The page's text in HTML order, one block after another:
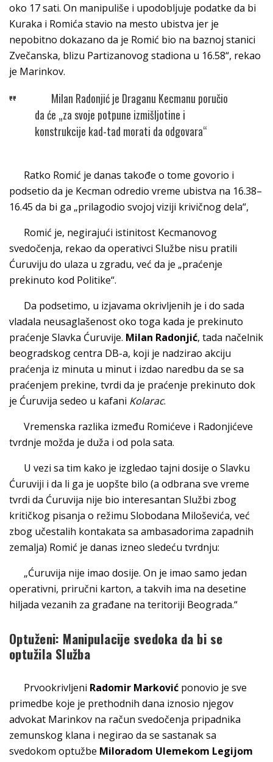
oko 17 sati. On manipuliše i upodobljuje podatke da bi
Kuraka i Romića stavio na mesto ubistva jer je
nepobitno dokazano da je Romić bio na baznoj stanici
Zvečanska, blizu Partizanovog stadiona u 16.58“, rekao
je Marinkov.
Milan Radonjić je Draganu Kecmanu poručio
da će „za svoje potpune izmišljotine i
konstrukcije kad-tad morati da odgovara“
Ratko Romić je danas takođe o tome govorio i
podsetio da je Kecman odredio vreme ubistva na 16.38–
16.45 da bi ga „prilagodio svojoj viziji krivičnog dela“,
Romić je, negirajući istinitost Kecmanovog
svedočenja, rekao da operativci Službe nisu pratili
Ćuruviju do ulaza u zgradu, već da je „praćenje
prekinuto kod Politike“.
Da podsetimo, u izjavama okrivljenih je i do sada
vladala neusaglašenost oko toga kada je prekinuto
praćenje Slavka Ćuruvije. Milan Radonjić, tada načelnik
beogradskog centra DB-a, koji je nadzirao akciju
praćenja iz minuta u minut i izdao naredbu da se sa
praćenjem prekine, tvrdi da je praćenje prekinuto dok
je Ćuruvija sedeo u kafani Kolarac.
Vremenska razlika između Romićeve i Radonjićeve
tvrdnje možda je duža i od pola sata.
U vezi sa tim kako je izgledao tajni dosije o Slavku
Ćuruviji i da li ga je uopšte bilo (a odbrana sve vreme
tvrdi da Ćuruvija nije bio interesantan Službi zbog
kritičkog pisanja o režimu Slobodana Miloševića, već
zbog učestalih kontakata sa ambasadorima zapadnih
zemalja) Romić je danas izneo sledeću tvrdnju:
„Ćuruvija nije imao dosije. On je imao samo jedan
operativni, priručni karton, a takvih ima na desetine
hiljada vezanih za građane na teritoriji Beograda.“
Optuženi: Manipulacije svedoka da bi se
optužila Služba
Prvookrivljeni Radomir Marković ponovio je sve
primedbe koje je prethodnih dana iznosio njegov
advokat Marinkov na račun svedočenja pripadnika
zemunskog klana i negirao da se sastanak sa
svedokom optužbe Miloradom Ulemekom Legijom